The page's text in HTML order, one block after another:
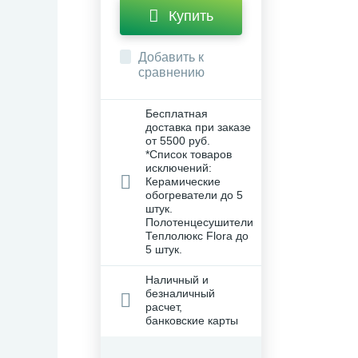
Купить
Добавить к
сравнению
Бесплатная
доставка при заказе
от 5500 руб.
*Список товаров
исключений:
Керамические
обогреватели до 5
штук.
Полотенцесушители
Теплолюкс Flora до
5 штук.
Наличный и
безналичный
расчет,
банковские карты